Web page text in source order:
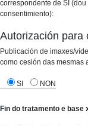
correspondente de SI
consentimiento):
Autorización para
Publicación de imaxes/
como cesión das mesmas
SI NON
Fin do tratamento e base